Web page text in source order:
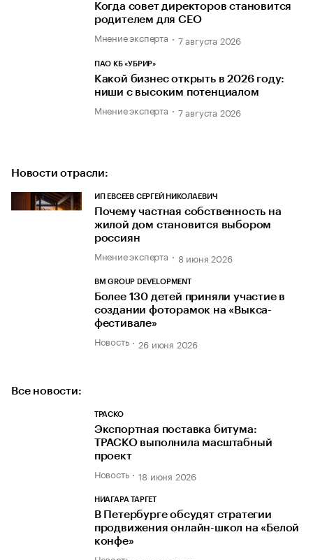
Когда совет директоров становится
родителем для CEO
Мнение эксперта 7 августа 2026
ПАО КБ «УБРИР»
Какой бизнес открыть в 2026 году:
ниши с высоким потенциалом
Мнение эксперта 7 августа 2026
Новости отрасли:
ИП ЕВСЕЕВ СЕРГЕЙ НИКОЛАЕВИЧ
Почему частная собственность на
жилой дом становится выбором
россиян
Мнение эксперта 8 июня 2026
BM GROUP DEVELOPMENT
Более 130 детей приняли участие в
создании фоторамок на «Выкса-
фестивале»
Новость 26 июня 2026
Все новости:
ТРАСКО
Экспортная поставка битума:
ТРАСКО выполнила масштабный
проект
Новость 18 июня 2026
НИАГАРА ТАРГЕТ
В Петербурге обсудят стратегии
продвижения онлайн-школ на «Белой
конфе»